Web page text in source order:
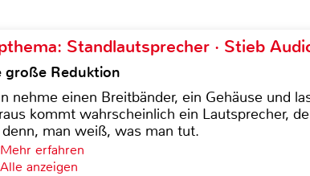
Standlautsprecher · Stieb
große Reduktion
nehme einen Breitbänder, ein Gehäuse und
kommt wahrscheinlich ein Lautsprecher,
man weiß, was man tut.
erfahren
anzeigen